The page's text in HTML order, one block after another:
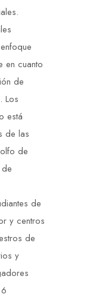
en cuanto
de
Los
está
de las
de
de
y centros
de
y